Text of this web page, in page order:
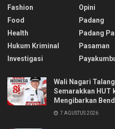
Fashion
Food
Health
Hukum Kriminal
Investigasi
Opini
Padang
Padang
Pasaman
Wali Nagari
Semarakkan HUT
Mengibarkan
7 AGUSTUS 2026